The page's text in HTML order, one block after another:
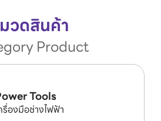
วดสินค้า
Product
Tools
รื่องมือช่างไฟฟ้า